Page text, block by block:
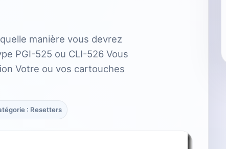
manière vous devrez
PGI-525 ou CLI-526 Vous
Votre ou vos cartouches
: Resetters